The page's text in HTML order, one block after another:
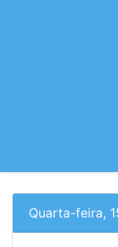
Quarta-feira,